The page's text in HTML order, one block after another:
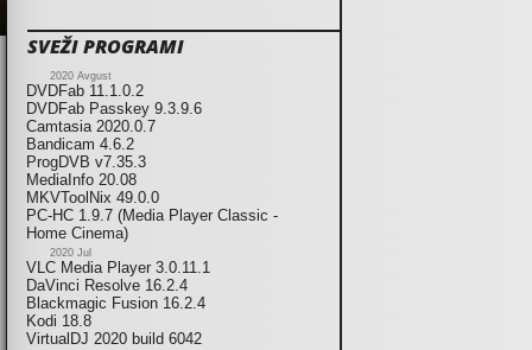
SVEŽI PROGRAMI
2020 Avgust
DVDFab 11.1.0.2
DVDFab Passkey 9.3.9.6
Camtasia 2020.0.7
Bandicam 4.6.2
ProgDVB v7.35.3
MediaInfo 20.08
MKVToolNix 49.0.0
PC-HC 1.9.7 (Media Player Classic -
Home Cinema)
2020 Jul
VLC Media Player 3.0.11.1
DaVinci Resolve 16.2.4
Blackmagic Fusion 16.2.4
Kodi 18.8
VirtualDJ 2020 build 6042